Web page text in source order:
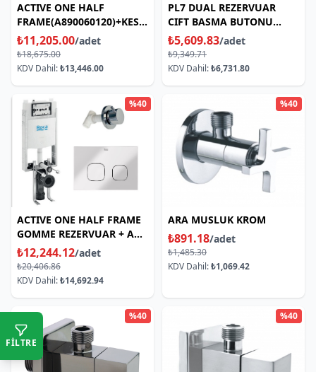
FİLTRE
ACTIVE ONE HALF
FRAME(A890060120)+KESME
VALFI(A5251685B)+AC4
MAT SIYAH(A8901750006)
₺11,205.00/adet
₺18,675.00
KDV Dahil:₺13,446.00
PL7 DUAL REZERVUAR
CIFT BASMA BUTONU
GLASS BEYAZ
₺5,609.83/adet
₺9,349.71
KDV Dahil:₺6,731.80
%40
ACTIVE ONE HALF FRAME
GOMME REZERVUAR + AC3
KROM + KESME VALFI
₺12,244.12/adet
₺20,406.86
KDV Dahil:₺14,692.94
%40
ARA MUSLUK KROM
₺891.18/adet
₺1,485.30
KDV Dahil:₺1,069.42
%40 %40